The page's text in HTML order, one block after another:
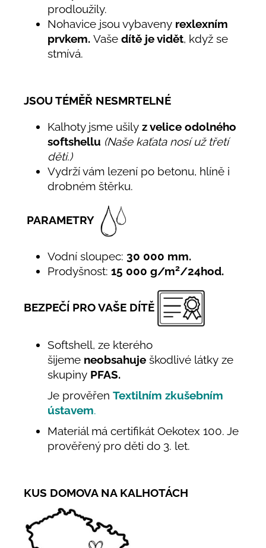
prodloužily.
Nohavice jsou vybaveny rexlexním
prvkem. Vaše dítě je vidět, když se
stmívá.
JSOU TÉMĚŘ NESMRTELNÉ
Kalhoty jsme ušily z velice odolného
softshellu (Naše kaťata nosí už třetí
děti.)
Vydrží vám lezení po betonu, hlíně i
drobném štěrku.
PARAMETRY
Vodní sloupec: 30 000 mm.
Prodyšnost: 15 000 g/m2/24hod.
BEZPEČÍ PRO VAŠE DÍTĚ
Softshell, ze kterého
šijeme neobsahuje škodlivé látky ze
skupiny PFAS.
Je prověřen Textilním zkušebním
ústavem.
Materiál má certifikát Oekotex 100. Je
prověřený pro děti do 3. let.
KUS DOMOVA NA KALHOTÁCH